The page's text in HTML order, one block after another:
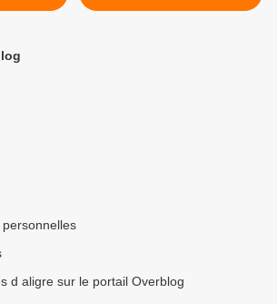
et
Dominique Bajard,
d aligre sur le portail Overblog